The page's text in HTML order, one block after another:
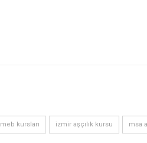
meb kursları izmir aşçılık kursu msa